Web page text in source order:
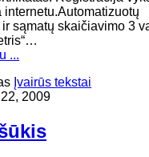
internetu.Automatizuotų
sąmatų skaičiavimo 3
...
Įvairūs tekstai
2009